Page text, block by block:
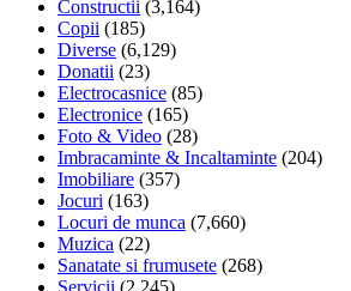
Constructii (3,164)
Copii (185)
Diverse (6,129)
Donatii (23)
Electrocasnice (85)
Electronice (165)
Foto & Video (28)
Imbracaminte & Incaltaminte (204)
Imobiliare (357)
Jocuri (163)
Locuri de munca (7,660)
Muzica (22)
Sanatate si frumusete (268)
Servicii (2,245)